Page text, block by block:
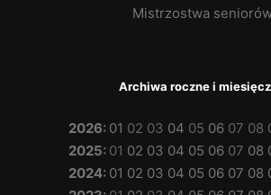
Mistrzostwa
Archiwa roczne i
2026: 01 02 03 04 05 06 07 08
2025: 01 02 03 04 05 06 07 08
2024: 01 02 03 04 05 06 07 08